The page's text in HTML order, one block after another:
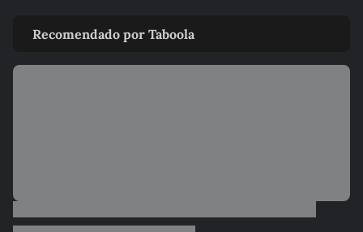
padaria, mas gastando pouco
DEGUSTA
minutos sem estragar o...
Recomendado por Taboola